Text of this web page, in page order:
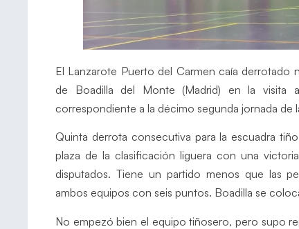
El Lanzarote Puerto del Carmen caía derrotado
de Boadilla del Monte (Madrid) en la visita
correspondiente a la décimo segunda jornada de
Quinta derrota consecutiva para la escuadra
plaza de la clasificación liguera con una
disputados. Tiene un partido menos que las
ambos equipos con seis puntos. Boadilla se
No empezó bien el equipo tiñosero, pero supo